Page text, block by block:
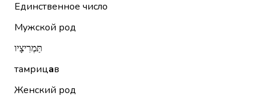
Единственное число
Мужской род
תַּמְרִיצָיו
тамрицав
Женский род